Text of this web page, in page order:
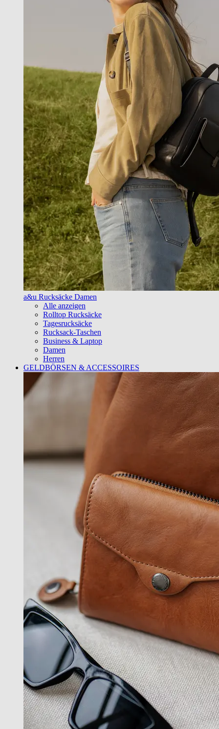
a&u Rucksäcke Damen
Alle anzeigen
Rolltop Rucksäcke
Tagesrucksäcke
Rucksack-Taschen
Business & Laptop
Damen
Herren
GELDBÖRSEN & ACCESSOIRES